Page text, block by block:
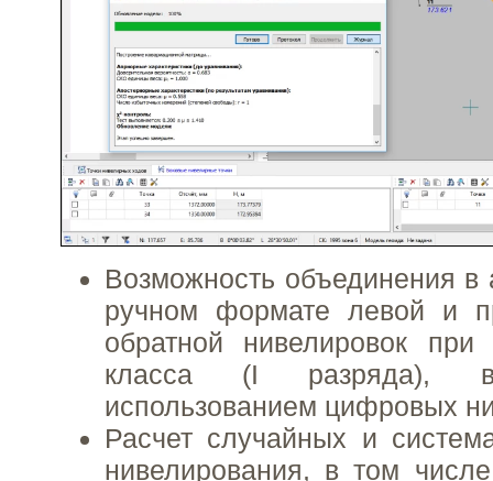
Возможность объединения в
ручном формате левой и
обратной нивелировок
класса (I разряда),
использованием цифровых
Расчет случайных и
нивелирования, в том